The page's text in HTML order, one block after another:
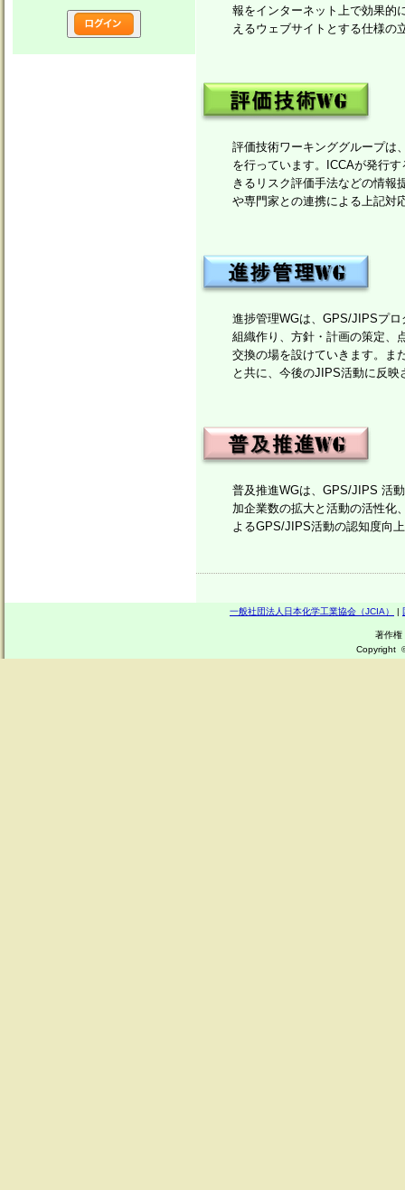
報をインターネット上で効果的
えるウェブサイトとする仕様の
評価技術ワーキンググループは
を行っています。ICCAが発行
きるリスク評価手法などの情報
や専門家との連携による上記対
進捗管理WGは、GPS/JIPSプ
組織作り、方針・計画の策定、
交換の場を設けていきます。ま
と共に、今後のJIPS活動に反映
普及推進WGは、GPS/JIPS 活
加企業数の拡大と活動の活性化
よるGPS/JIPS活動の認知度向
フ
一般社団法人日本化学工業協会（JCIA） |
著作
Copyright